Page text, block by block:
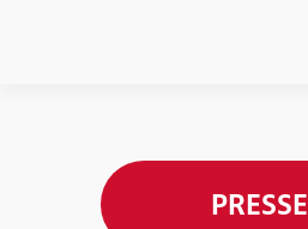
PRESSE